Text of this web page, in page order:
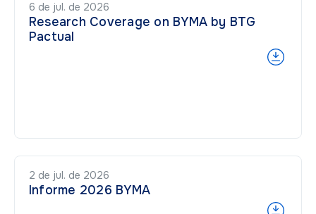
6 de jul. de 2026
Research Coverage on BYMA by BTG
Pactual
2 de jul. de 2026
Informe 2026 BYMA